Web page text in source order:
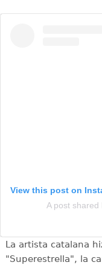
View this post on
A post
La artista catalana
"Superestrella", la